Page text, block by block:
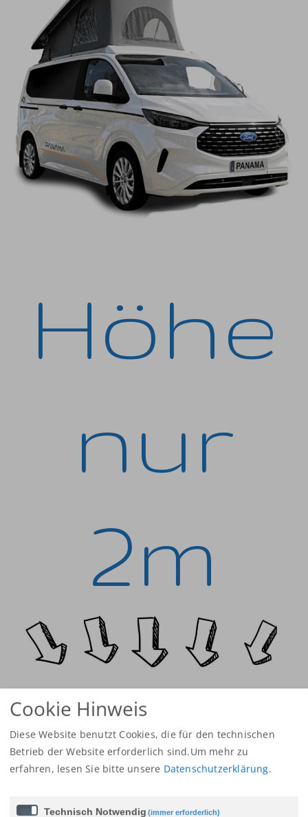
Höhe
nur
2m
bis zu 6
Cookie Hinweis
Diese Website benutzt Cookies, die für den technischen
Betrieb der Website erforderlich sind.Um mehr zu
erfahren, lesen Sie bitte unsere Datenschutzerklärung.
Technisch Notwendig (immer erforderlich)